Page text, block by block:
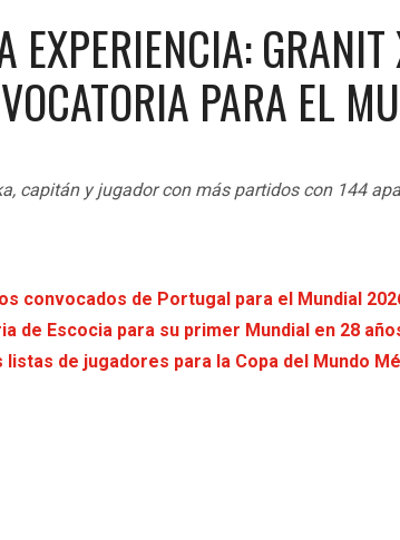
EXPERIENCIA:
PARA EL
capitán y jugador con más partidos con 144
convocados de Portugal para el Mundial
de Escocia para su primer Mundial en 28
de jugadores para la Copa del Mundo